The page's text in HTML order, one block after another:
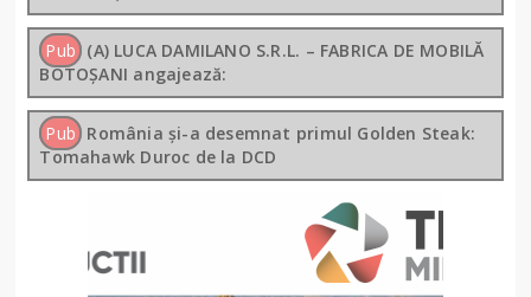
Pub (A) LUCA DAMILANO S.R.L. – FABRICA DE MOBILĂ
BOTOȘANI angajează:
Pub România și-a desemnat primul Golden Steak:
Tomahawk Duroc de la DCD